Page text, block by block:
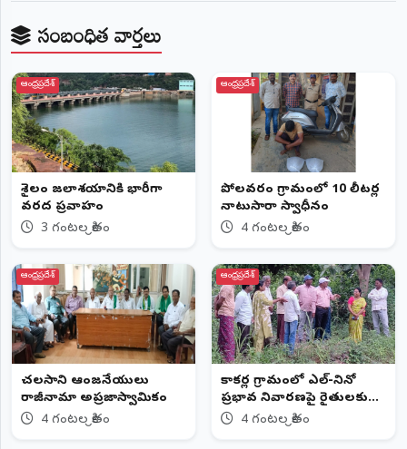
సంబంధిత వార్తలు
ఆంధ్రప్రదేశ్
శ్రీశైలం జలాశయానికి భారీగా
వరద ప్రవాహం
3 గంటల క్రితం
ఆంధ్రప్రదేశ్
పోలవరం గ్రామంలో 10 లీటర్ల
నాటుసారా స్వాధీనం
4 గంటల క్రితం
ఆంధ్రప్రదేశ్
చలసాని ఆంజనేయులు
రాజీనామా అప్రజాస్వామికం
4 గంటల క్రితం
ఆంధ్రప్రదేశ్
కాకర్ల గ్రామంలో ఎల్-నినో
ప్రభావ నివారణపై రైతులకు
అవగాహన
4 గంటల క్రితం